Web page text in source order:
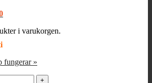
i varukorgen.
fungerar »